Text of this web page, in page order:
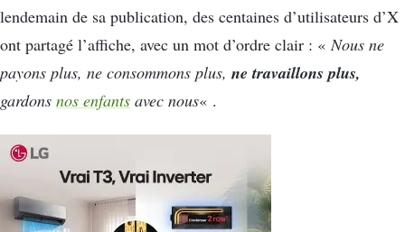
lendemain de sa publication, des centaines d’utilisateurs d’X
ont partagé l’affiche, avec un mot d’ordre clair : « Nous ne
payons plus, ne consommons plus, ne travaillons plus,
gardons nos enfants avec nous« .